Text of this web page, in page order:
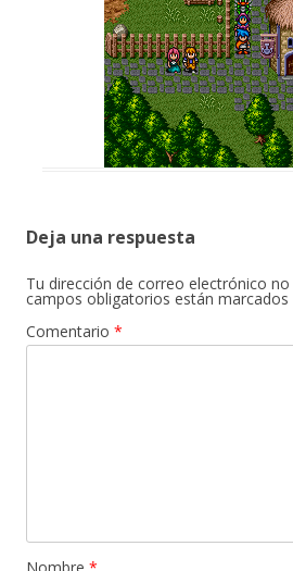
Deja una respuesta
Tu dirección de correo electrónico no
campos obligatorios están marcados
Comentario *